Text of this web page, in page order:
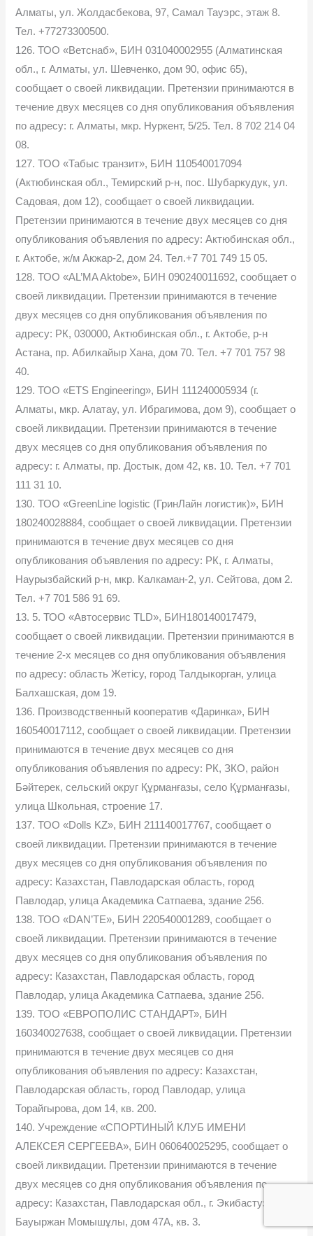
Алматы, ул. Жолдасбекова, 97, Самал Тауэрс, этаж 8.
Тел. +77273300500.
126. ТОО «Ветснаб», БИН 031040002955 (Алматинская
обл., г. Алматы, ул. Шевченко, дом 90, офис 65),
cообщает о своей ликвидации. Претензии принимаются в
течение двух месяцев со дня опубликования объявления
по адресу: г. Алматы, мкр. Нуркент, 5/25. Тел. 8 702 214 04
08.
127. ТОО «Табыс транзит», БИН 110540017094
(Актюбинская обл., Темирский р-н, пос. Шубаркудук, ул.
Садовая, дом 12), сообщает о своей ликвидации.
Претензии принимаются в течение двух месяцев со дня
опубликования объявления по адресу: Актюбинская обл.,
г. Актобе, ж/м Акжар-2, дом 24. Тел.+7 701 749 15 05.
128. ТОО «AL’MA Aktobe», БИН 090240011692, сообщает о
своей ликвидации. Претензии принимаются в течение
двух месяцев со дня опубликования объявления по
адресу: РК, 030000, Актюбинская обл., г. Актобе, р-н
Астана, пр. Абилкайыр Хана, дом 70. Тел. +7 701 757 98
40.
129. ТОО «ETS Engineering», БИН 111240005934 (г.
Алматы, мкр. Алатау, ул. Ибрагимова, дом 9), сообщает о
своей ликвидации. Претензии принимаются в течение
двух месяцев со дня опубликования объявления по
адресу: г. Алматы, пр. Достык, дом 42, кв. 10. Тел. +7 701
111 31 10.
130. ТОО «GreenLine logistic (ГринЛайн логистик)», БИН
180240028884, сообщает о своей ликвидации. Претензии
принимаются в течение двух месяцев со дня
опубликования объявления по адресу: РК, г. Алматы,
Наурызбайский р-н, мкр. Калкаман-2, ул. Сейтова, дом 2.
Тел. +7 701 586 91 69.
13. 5. ТОО «Автосервис TLD», БИН180140017479,
сообщает о своей ликвидации. Претензии принимаются в
течение 2-х месяцев со дня опубликования объявления
по адресу: область Жетісу, город Талдыкорган, улица
Балхашская, дом 19.
136. Производственный кооператив «Даринка», БИН
160540017112, сообщает о своей ликвидации. Претензии
принимаются в течение двух месяцев со дня
опубликования объявления по адресу: РК, ЗКО, район
Бәйтерек, сельский округ Құрманғазы, село Құрманғазы,
улица Школьная, строение 17.
137. ТОО «Dolls KZ», БИН 211140017767, сообщает о
своей ликвидации. Претензии принимаются в течение
двух месяцев со дня опубликования объявления по
адресу: Казахстан, Павлодарская область, город
Павлодар, улица Академика Сатпаева, здание 256.
138. ТОО «DAN’TE», БИН 220540001289, сообщает о
своей ликвидации. Претензии принимаются в течение
двух месяцев со дня опубликования объявления по
адресу: Казахстан, Павлодарская область, город
Павлодар, улица Академика Сатпаева, здание 256.
139. ТОО «ЕВРОПОЛИС СТАНДАРТ», БИН
160340027638, сообщает о своей ликвидации. Претензии
принимаются в течение двух месяцев со дня
опубликования объявления по адресу: Казахстан,
Павлодарская область, город Павлодар, улица
Торайгырова, дом 14, кв. 200.
140. Учреждение «СПОРТИНЫЙ КЛУБ ИМЕНИ
АЛЕКСЕЯ СЕРГЕЕВА», БИН 060640025295, сообщает о
своей ликвидации. Претензии принимаются в течение
двух месяцев со дня опубликования объявления по
адресу: Казахстан, Павлодарская обл., г. Экибастуз, ул.
Бауыржан Момышұлы, дом 47А, кв. 3.